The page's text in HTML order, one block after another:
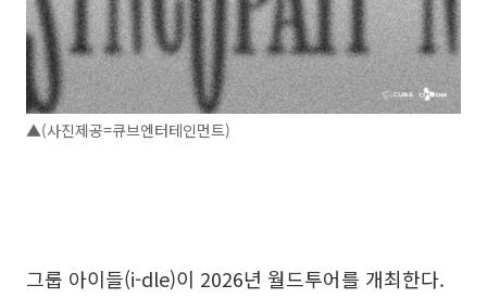
▲(사진제공=큐브엔터테인먼트)
그룹 아이들(i-dle)이 2026년 월드투어를 개최한다.